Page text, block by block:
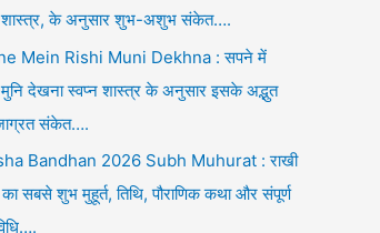
शास्त्र, के अनुसार शुभ-अशुभ संकेत….
Mein Rishi Muni Dekhna : सपने में
देखना स्वप्न शास्त्र के अनुसार इसके अद्भुत
संकेत….
Bandhan 2026 Subh Muhurat : राखी
सबसे शुभ मुहूर्त, तिथि, पौराणिक कथा और संपूर्ण